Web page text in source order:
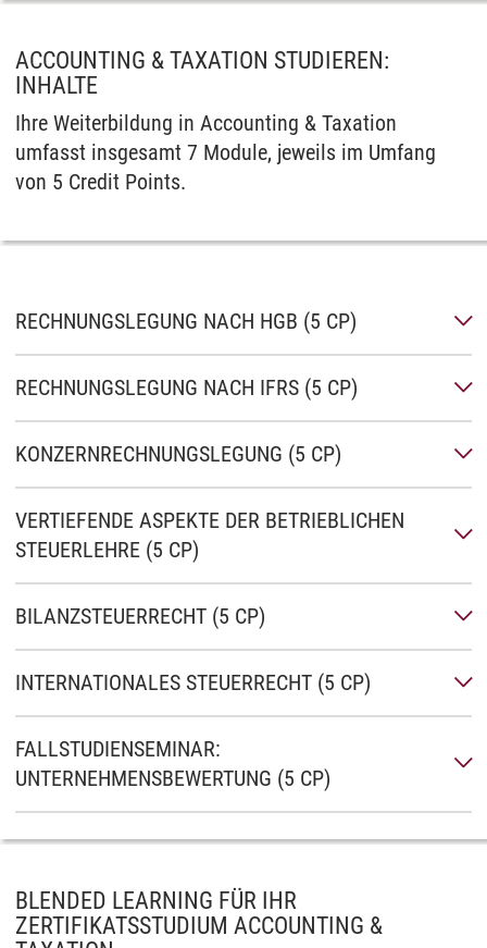
ACCOUNTING & TAXATION STUDIEREN:
INHALTE
Ihre Weiterbildung in Accounting & Taxation
umfasst insgesamt 7 Module, jeweils im Umfang
von 5 Credit Points.
RECHNUNGSLEGUNG NACH HGB (5 CP)
RECHNUNGSLEGUNG NACH IFRS (5 CP)
KONZERNRECHNUNGSLEGUNG (5 CP)
VERTIEFENDE ASPEKTE DER BETRIEBLICHEN
STEUERLEHRE (5 CP)
BILANZSTEUERRECHT (5 CP)
INTERNATIONALES STEUERRECHT (5 CP)
FALLSTUDIENSEMINAR:
UNTERNEHMENSBEWERTUNG (5 CP)
BLENDED LEARNING FÜR IHR
ZERTIFIKATSSTUDIUM ACCOUNTING &